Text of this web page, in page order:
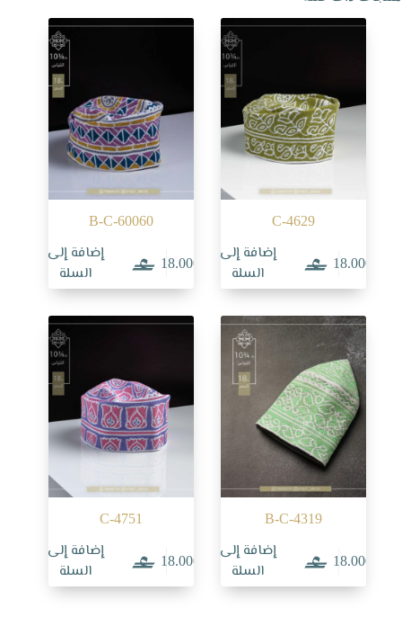
C-4629
18.000
إضافة إلى
السلة
B-C-60060
18.000
إضافة إلى
السلة
B-C-4319
18.000
إضافة إلى
السلة
C-4751
18.000
إضافة إلى
السلة